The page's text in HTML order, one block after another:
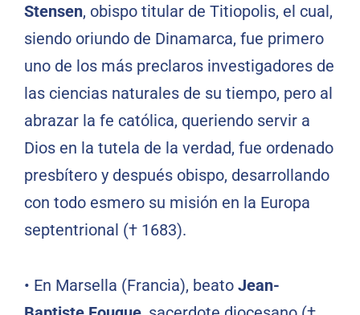
Stensen, obispo titular de Titiopolis, el cual,
siendo oriundo de Dinamarca, fue primero
uno de los más preclaros investigadores de
las ciencias naturales de su tiempo, pero al
abrazar la fe católica, queriendo servir a
Dios en la tutela de la verdad, fue ordenado
presbítero y después obispo, desarrollando
con todo esmero su misión en la Europa
septentrional († 1683).
• En Marsella (Francia), beato Jean-